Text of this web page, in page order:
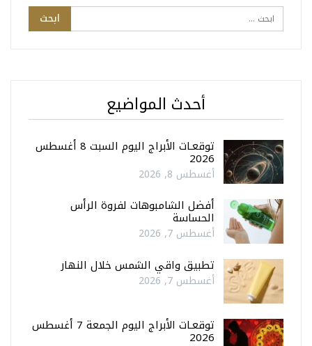
أحدث المواضيع
توقعـات الأبراج اليوم السبت 8 أغسطس
2026
أغسطس 8, 2026
أفضل الشامبوهات لفروة الرأس
الحساسة
أغسطس 7, 2026
تطبيق واقي الشمس خلال النهار
أغسطس 7, 2026
توقعـات الأبراج اليوم الجمعة 7 أغسطس
2026